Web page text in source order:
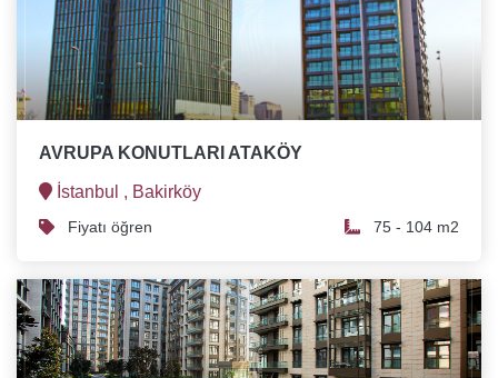
AVRUPA KONUTLARI ATAKÖY
İstanbul , Bakirköy
Fiyatı öğren 75 - 104 m2